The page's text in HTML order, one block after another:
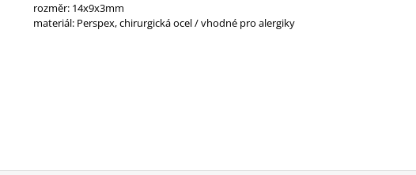
rozměr: 14x9x3mm
materiál: Perspex, chirurgická ocel / vhodné pro alergiky